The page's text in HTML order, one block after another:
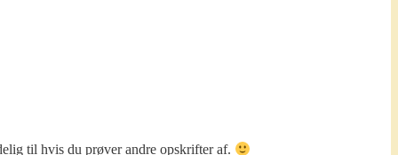
til hvis du prøver andre opskrifter af.